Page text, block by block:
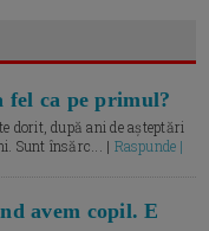
fel ca pe primul?
dorit, după ani de așteptări
Sunt însărc... | Raspunde |
avem copil. E